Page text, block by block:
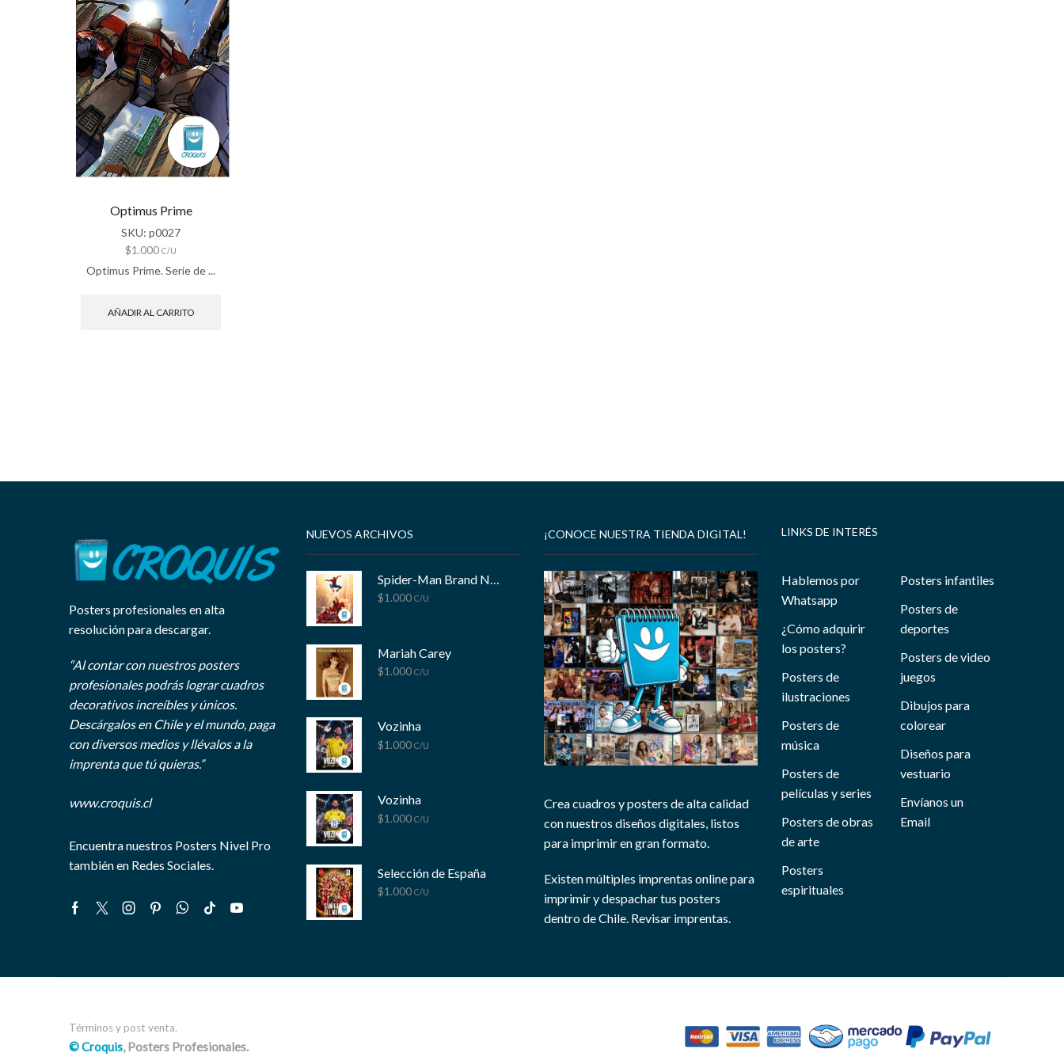
Optimus Prime
SKU: p0027
$1.000 C/U
Optimus Prime. Serie de ...
AÑADIR AL CARRITO
Posters profesionales en alta
resolución para descargar.
“Al contar con nuestros posters
profesionales podrás lograr cuadros
decorativos increíbles y únicos.
Descárgalos en Chile y el mundo, paga
con diversos medios y llévalos a la
imprenta que tú quieras.”
www.croquis.cl
Encuentra nuestros Posters Nivel Pro
también en Redes Sociales.
Facebook
TwitterInstagram
PinterestWhatsapp
Tik- Youtube
NUEVOS ARCHIVOS
$1.000 C/U
Mariah Carey
$1.000 C/U
Vozinha
$1.000 C/U
Vozinha
$1.000 C/U
Selección de España
$1.000 C/U
¡CONOCE NUESTRA TIENDA DIGITAL!
Crea cuadros y posters de alta calidad
con nuestros diseños digitales, listos
para imprimir en gran formato.
Existen múltiples imprentas online para
imprimir y despachar tus posters
dentro de Chile. Revisar imprentas.
LINKS DE INTERÉS
Hablemos por
Whatsapp
¿Cómo adquirir
los posters?
Posters de
ilustraciones
Posters de
música
Posters de
películas y series
Posters de obras
de arte
Posters
espirituales
Posters infantiles
Posters de
deportes
Posters de video
juegos
Dibujos para
colorear
Diseños para
vestuario
Envíanos un
Email
Términos y post venta.
© Croquis, Posters Profesionales.